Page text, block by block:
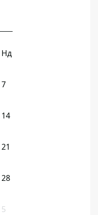
Нд
7
14
21
28
5